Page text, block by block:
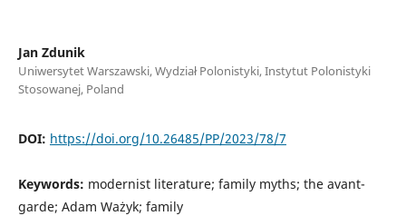
Jan Zdunik
Uniwersytet Warszawski, Wydział Polonistyki, Instytut Polonistyki
Stosowanej, Poland
DOI: https://doi.org/10.26485/PP/2023/78/7
Keywords: modernist literature; family myths; the avant-
garde; Adam Ważyk; family